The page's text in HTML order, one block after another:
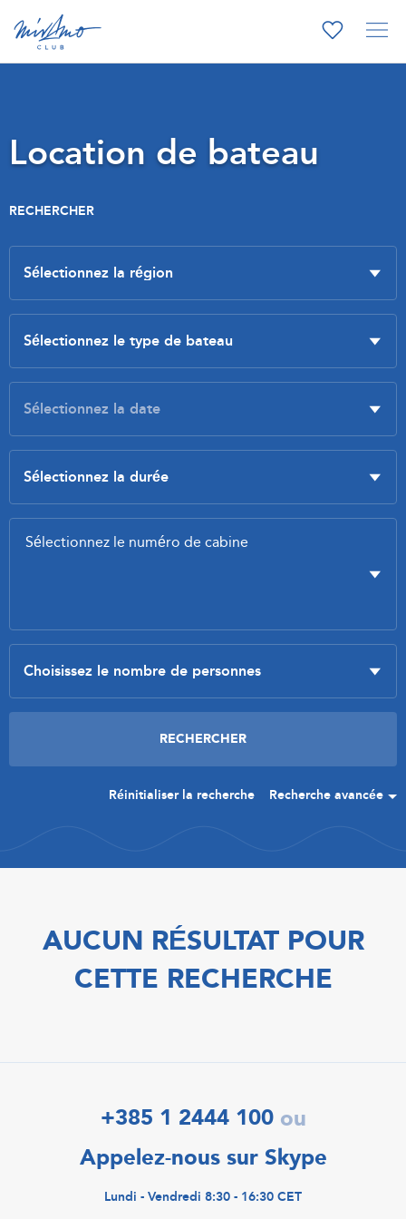
Location de bateau
RECHERCHER
Réinitialiser la recherche Recherche avancée
AUCUN RÉSULTAT POUR
CETTE RECHERCHE
+385 1 2444 100 ou
Appelez-nous sur Skype
Lundi - Vendredi 8:30 - 16:30 CET